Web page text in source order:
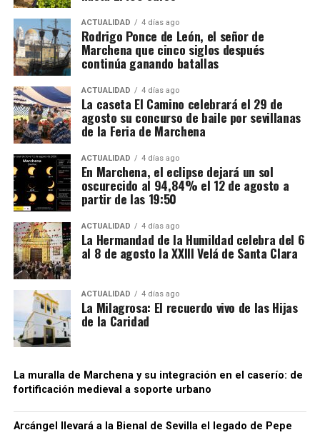
Mientras unos sectores eran demolidos por
considerarse obstáculos para el desarrollo urbano,
otros quedaban incorporados a las nuevas
construcciones.
Precisamente esa incorporación parece haber
contribuido a la conservación de algunos tramos.
Bellido considera que buena parte del recinto ha
sobrevivido porque quedó integrado en el
urbanismo posterior.
destinados posteriormente a depósitos fiscales
españoles.
El mecanismo investigado aprovechaba el régimen
fiscal aplicable a este tipo de mercancías. Las
bebidas eran introducidas mediante empresas que la
investigación denomina “introductoras” y circulaban
en determinadas fases bajo un régimen suspensivo
de IVA e impuestos especiales. Después se sucedían
transmisiones de la mercancía entre diferentes
sociedades instrumentales dentro de los depósitos
fiscales.
El supuesto fraude se produciría cuando intervenían
sociedades que no ingresaban las cuotas de IVA
correspondientes antes de que el producto llegase
finalmente a las empresas distribuidoras. Al reducir
artificialmente la carga fiscal, estas últimas podían
colocar las bebidas en el mercado a precios
notablemente inferiores a los de competidores que
sí cumplían con sus obligaciones tributarias. La
procedimiento generaba también una situación de
competencia desleal dentro del sector.
Para dificultar el seguimiento de las operaciones, la
ACTUALIDAD 4 días ago
Rodrigo Ponce de León, el señor de
Marchena que cinco siglos después
continúa ganando batallas
ACTUALIDAD 4 días ago
La caseta El Camino celebrará el 29 de
agosto su concurso de baile por sevillanas
de la Feria de Marchena
ACTUALIDAD 4 días ago
En Marchena, el eclipse dejará un sol
oscurecido al 94,84% el 12 de agosto a
partir de las 19:50
ACTUALIDAD 4 días ago
La Hermandad de la Humildad celebra del 6
al 8 de agosto la XXIII Velá de Santa Clara
ACTUALIDAD 4 días ago
La Milagrosa: El recuerdo vivo de las Hijas
de la Caridad
La muralla de Marchena y su integración en el caserío: de
fortificación medieval a soporte urbano
Arcángel llevará a la Bienal de Sevilla el legado de Pepe